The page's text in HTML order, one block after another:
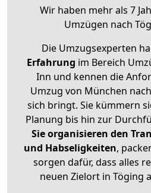
Wir haben mehr als 7
Umzügen nach
Die Umzugsexperten
Erfahrung im Bereich
Inn und kennen die
Umzug von München
sich bringt. Sie kümmern
Planung bis hin zur
Sie organisieren den
und Habseligkeiten,
sorgen dafür, dass alles
neuen Zielort in Töging